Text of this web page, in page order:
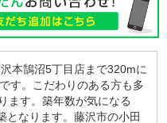
本鵠沼5丁目店まで320mに
す。こだわりのある方も多
ます。築年数が気になる
となります。藤沢市の小田